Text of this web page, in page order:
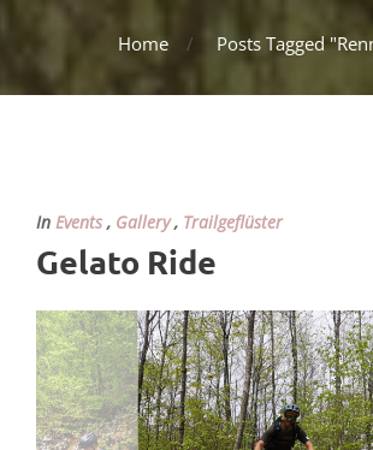
Home Posts Tagged
In Events , Gallery, Trailgeflüster
Gelato Ride